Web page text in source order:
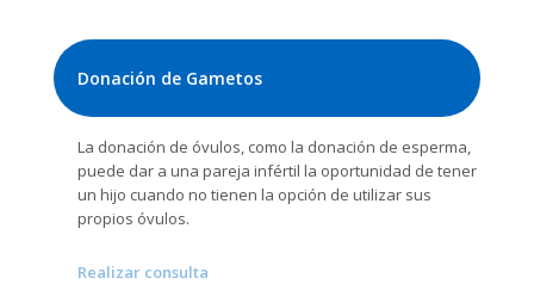
Donación de Gametos
La donación de óvulos, como la donación de esperma,
puede dar a una pareja infértil la oportunidad de tener
un hijo cuando no tienen la opción de utilizar sus
propios óvulos.
Realizar consulta